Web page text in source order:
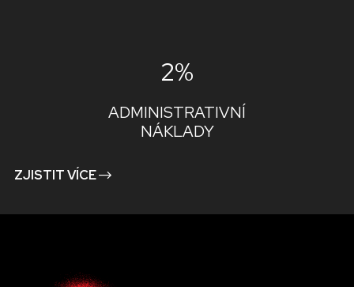
2%
ADMINISTRATIVNÍ
NÁKLADY
ZJISTIT VÍCE